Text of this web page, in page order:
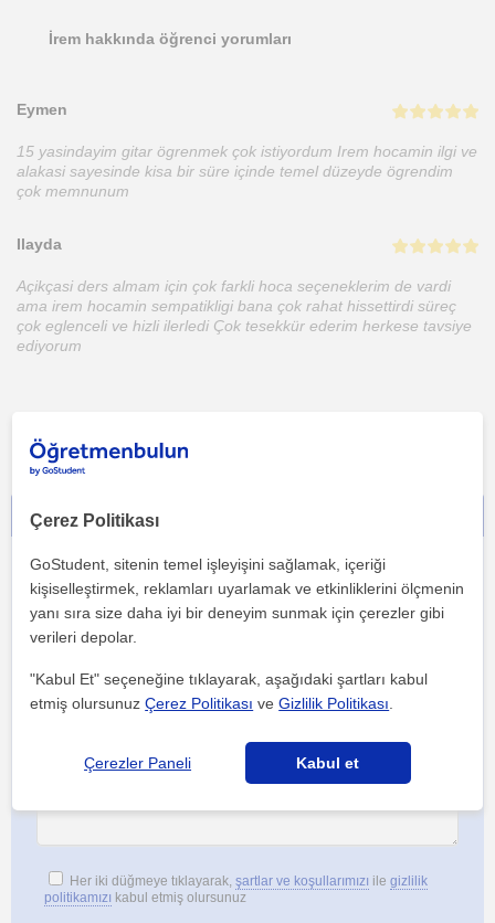
İrem hakkında öğrenci yorumları
Eymen
15 yasindayim gitar ögrenmek çok istiyordum Irem hocamin ilgi ve
alakasi sayesinde kisa bir süre içinde temel düzeyde ögrendim
çok memnunum
Ilayda
Açikçasi ders almam için çok farkli hoca seçeneklerim de vardi
ama irem hocamin sempatikligi bana çok rahat hissettirdi süreç
çok eglenceli ve hizli ilerledi Çok tesekkür ederim herkese tavsiye
ediyorum
İletişime geç - ücretsiz!
Her iki düğmeye tıklayarak, şartlar ve koşullarımızı ile gizlilik
politikamızı kabul etmiş olursunuz
Çerez Politikası
GoStudent, sitenin temel işleyişini sağlamak, içeriği
kişiselleştirmek, reklamları uyarlamak ve etkinliklerini ölçmenin
yanı sıra size daha iyi bir deneyim sunmak için çerezler gibi
verileri depolar.
"Kabul Et" seçeneğine tıklayarak, aşağıdaki şartları kabul
etmiş olursunuzÇerez Politikası veGizlilik Politikası
Çerezler Paneli Kabul et